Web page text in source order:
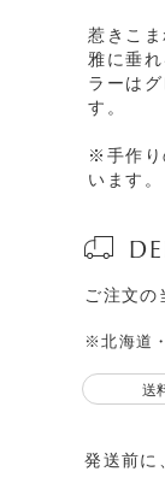
惹きこ
雅に垂
ラーは
す。
※手作り
います。
ご注文
※北海道
送
発送前に